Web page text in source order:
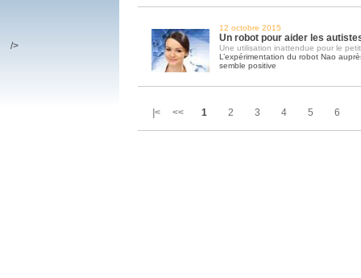
12 octobre 2015
Un robot pour aider les
Une utilisation inattendue pour le
L’expérimentation du robot Nao
semble positive
|< << 1 2 3 4 5 6
/>